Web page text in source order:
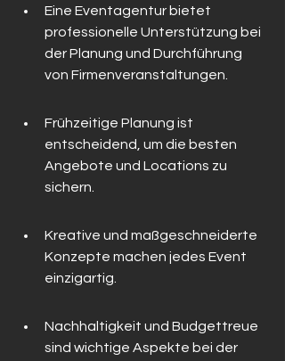
Eine Eventagentur bietet
professionelle Unterstützung bei
der Planung und Durchführung
von Firmenveranstaltungen.
Frühzeitige Planung ist
entscheidend, um die besten
Angebote und Locations zu
sichern.
Kreative und maßgeschneiderte
Konzepte machen jedes Event
einzigartig.
Nachhaltigkeit und Budgettreue
sind wichtige Aspekte bei der